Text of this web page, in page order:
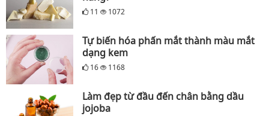
11 1072
Tự biến hóa phấn mắt thành màu mắt
dạng kem
16 1168
Làm đẹp từ đầu đến chân bằng dầu
jojoba